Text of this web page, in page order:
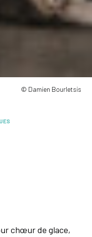
© Damien Bourletsis
chœur de glace,